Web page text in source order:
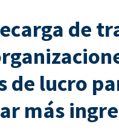
de
de lucro
más